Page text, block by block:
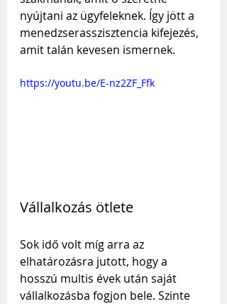
nyújtani az ügyfeleknek. Így jött a
menedzserasszisztencia kifejezés,
amit talán kevesen ismernek.
https://youtu.be/E-nz2ZF_Ffk
Vállalkozás ötlete
Sok idő volt míg arra az
elhatározásra jutott, hogy a
hosszú multis évek után saját
vállalkozásba fogjon bele. Szinte